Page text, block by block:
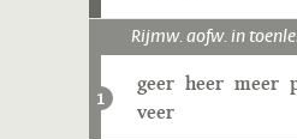
Rijmw. aofw. in
1
geer heer meer
veer